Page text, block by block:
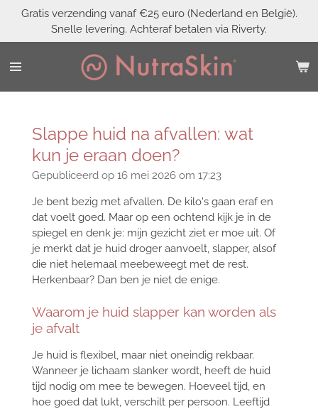
naar
de
Gratis verzending vanaf €25 euro (Nederland en België).
Snelle levering. Achteraf betalen via Riverty.
Slappe huid na afvallen: wat
kun je eraan doen?
Gepubliceerd op 16 mei 2026 om 17:23
Je bent bezig met afvallen. De kilo's gaan eraf en
dat voelt goed. Maar op een ochtend kijk je in de
spiegel en denk je: mijn gezicht ziet er moe uit. Of
je merkt dat je huid droger aanvoelt, slapper, alsof
die niet helemaal meebeweegt met de rest.
Herkenbaar? Dan ben je niet de enige.
Waarom je huid slapper kan worden als
je afvalt
Je huid is flexibel, maar niet oneindig rekbaar.
Wanneer je lichaam slanker wordt, heeft de huid
tijd nodig om mee te bewegen. Hoeveel tijd, en
hoe goed dat lukt, verschilt per persoon. Leeftijd